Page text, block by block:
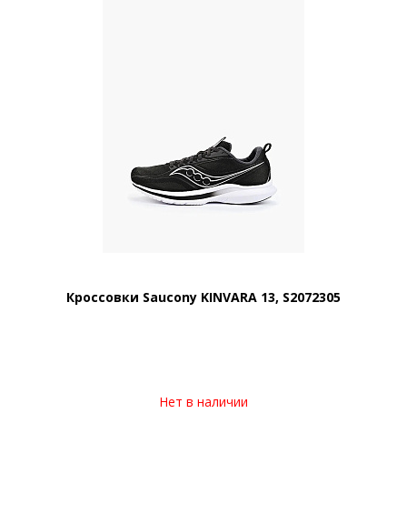
Кроссовки Saucony KINVARA 13, S2072305
Нет в наличии